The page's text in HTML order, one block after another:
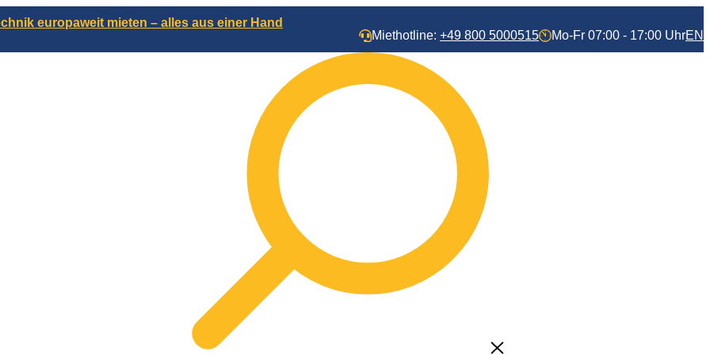
europaweit mieten – alles aus einer Hand
Miethotline: +49 800 5000515 Mo-Fr 07:00 - 17:00 UhrEN